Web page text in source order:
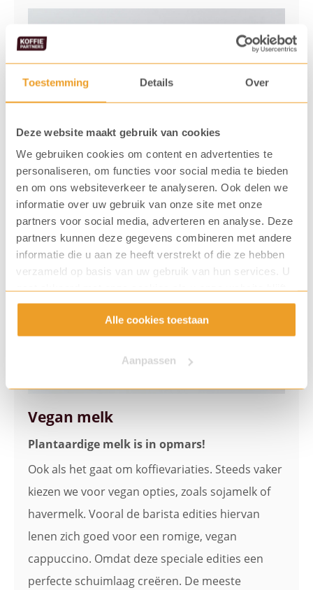
Toestemming Details Over
Deze website maakt gebruik van cookies
We gebruiken cookies om content en advertenties te
personaliseren, om functies voor social media te bieden
en om ons websiteverkeer te analyseren. Ook delen we
informatie over uw gebruik van onze site met onze
partners voor social media, adverteren en analyse. Deze
partners kunnen deze gegevens combineren met andere
informatie die u aan ze heeft verstrekt of die ze hebben
verzameld op basis van uw gebruik van hun services. U
gaat akkoord met onze cookies als u onze website blijft
gebruiken.
Alle cookies toestaan
Aanpassen
Vegan melk
Plantaardige melk is in opmars!
Ook als het gaat om koffievariaties. Steeds vaker
kiezen we voor vegan opties, zoals sojamelk of
havermelk. Vooral de barista edities hiervan
lenen zich goed voor een romige, vegan
cappuccino. Omdat deze speciale edities een
perfecte schuimlaag creëren. De meeste